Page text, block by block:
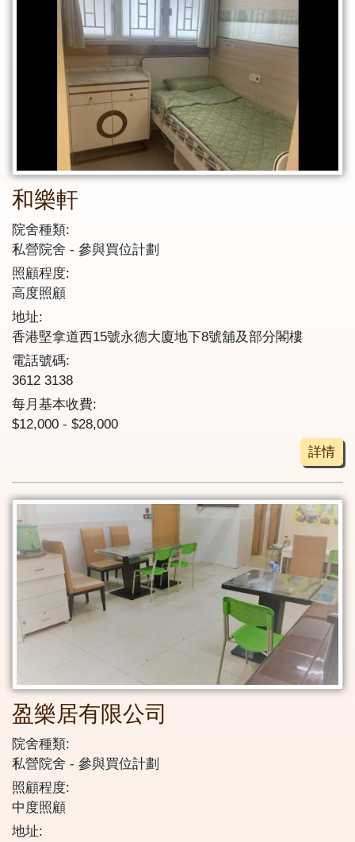
和樂軒
院舍種類:
私營院舍
參與買位計劃
照顧程度:
高度照顧
地址:
香港堅拿道西15號永德大廈地下8號舖及部分閣樓
電話號碼:
3612 3138
每月基本收費:
$12,000 - $28,000
詳情
盈樂居有限公司
院舍種類:
私營院舍
參與買位計劃
照顧程度:
中度照顧
地址: